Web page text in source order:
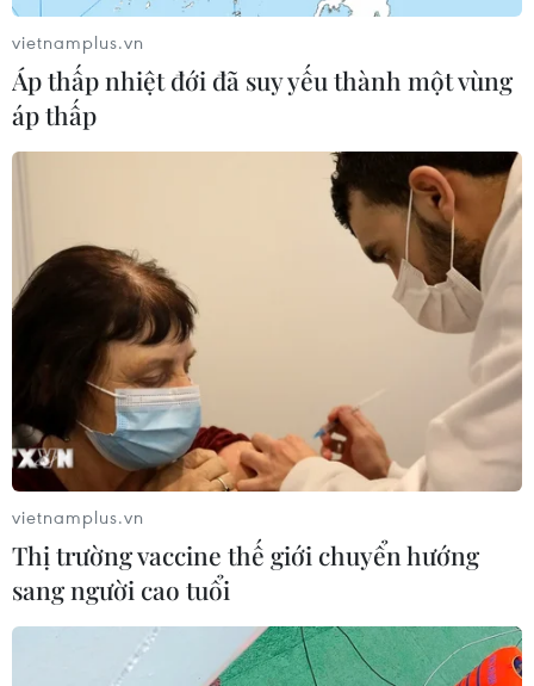
Hàng triệu trẻ em trên thế giới vẫn bị vi
phạm những quyền cơ bản
20/11/2023 07:53
Liên hợp quốc ước tính trung bình mỗi 10 phút có 1 đứa
trẻ ở Gaza tử vong, nếu không bởi bom đạn thì là vì
không được chăm sóc y tế cần thiết, bởi có những bệnh
viện ở Gaza đã biến thành "vùng chết."
vietnamplus.vn
Áp thấp nhiệt đới đã suy yếu thành một vùng
áp thấp
vietnamplus.vn
Thị trường vaccine thế giới chuyển hướng
sang người cao tuổi